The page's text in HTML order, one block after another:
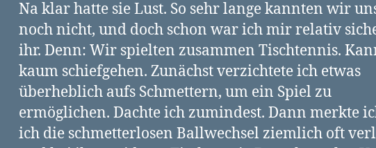
Na klar hatte sie Lust. So sehr lange kannten wir
noch nicht, und doch schon war ich mir relativ
ihr. Denn: Wir spielten zusammen Tischtennis.
kaum schiefgehen. Zunächst verzichtete ich etwas
überheblich aufs Schmettern, um ein Spiel zu
ermöglichen. Dachte ich zumindest. Dann merkte
ich die schmetterlosen Ballwechsel ziemlich oft